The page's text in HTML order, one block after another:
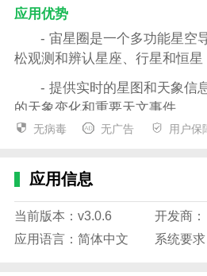
应用优势
- 宙星圈是一个多功能星空
松观测和辨认星座、行星和恒星
- 提供实时的星图和天象信
的天象变化和重要天文事件
- 内置天文知识百科，让用
- 支持定位功能，根据用户
星空导航服务
- 界面简洁易用，适合各个
无病毒 无广告 用户保
应用信息
当前版本：v3.0.6
开发商：
应用语言：简体中文
系统要